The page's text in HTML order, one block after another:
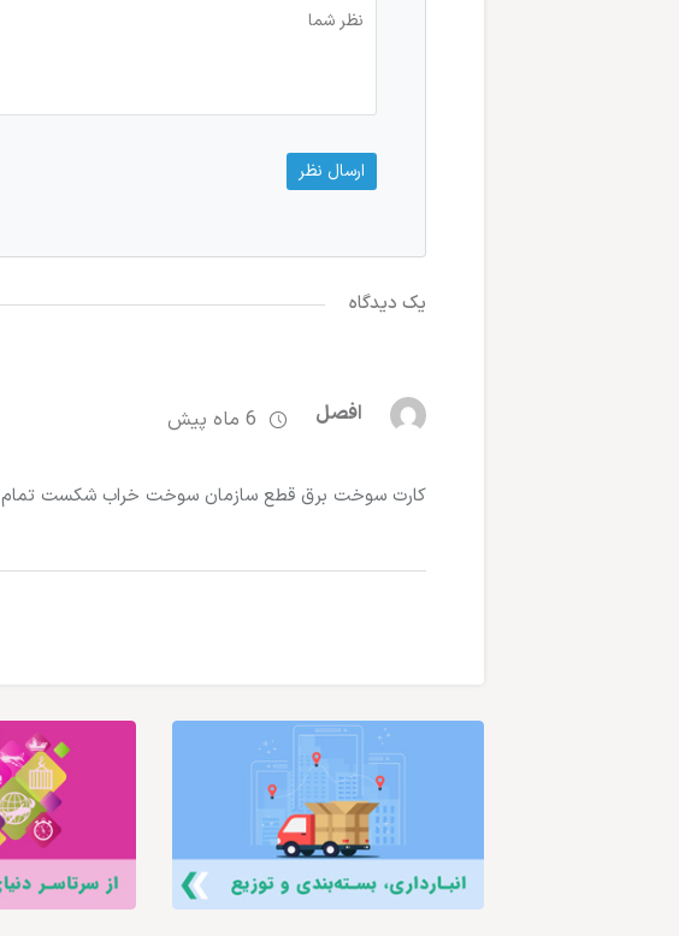
یک دیدگاه
افصل
کارت سوخت برق قطع سازمان سوخت خراب شکست تمام